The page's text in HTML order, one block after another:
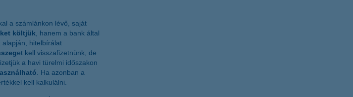
a számlánkon lévő, saját
költjük, hanem a bank által
alapján, hitelbírálat
et kell visszafizetnünk, de
a havi türelmi időszakon
. Ha azonban a
kell kalkulálni.